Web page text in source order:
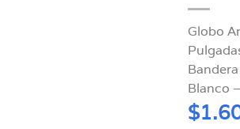
Globo
Blanco
$